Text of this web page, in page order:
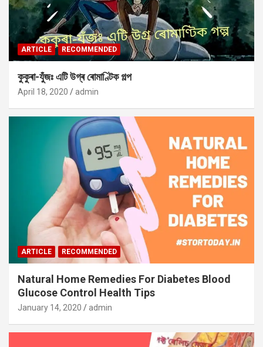
ARTICLE RECOMMENDED
কুকুৰা-যুঁজঃ এটি উগ্ৰ ৰোমাণ্টিক গল্প
April 18, 2020 admin
ARTICLE RECOMMENDED
Natural Home Remedies For Diabetes Blood
Glucose Control Health Tips
January 14, 2020 admin